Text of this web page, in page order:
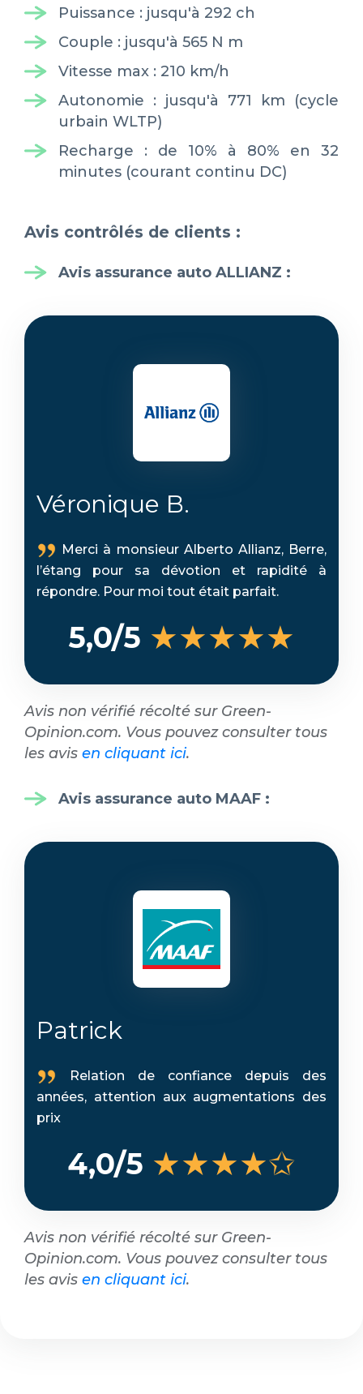
Puissance : jusqu'à 292 ch
Couple : jusqu'à 565 N m
Vitesse max : 210 km/h
Autonomie : jusqu'à 771 km (cycle
urbain WLTP)
Recharge : de 10% à 80% en 32
minutes (courant continu DC)
Avis contrôlés de clients :
Avis assurance auto ALLIANZ :
Véronique B.
Merci à monsieur Alberto Allianz, Berre,
l’étang pour sa dévotion et rapidité à
répondre. Pour moi tout était parfait.
5,0/5 ★★★★★
Avis non vérifié récolté sur Green-
Opinion.com. Vous pouvez consulter tous
les avis en cliquant ici.
Avis assurance auto MAAF :
Patrick
Relation de confiance depuis des
années, attention aux augmentations des
prix
4,0/5 ★★★★✩
Avis non vérifié récolté sur Green-
Opinion.com. Vous pouvez consulter tous
les avis en cliquant ici.